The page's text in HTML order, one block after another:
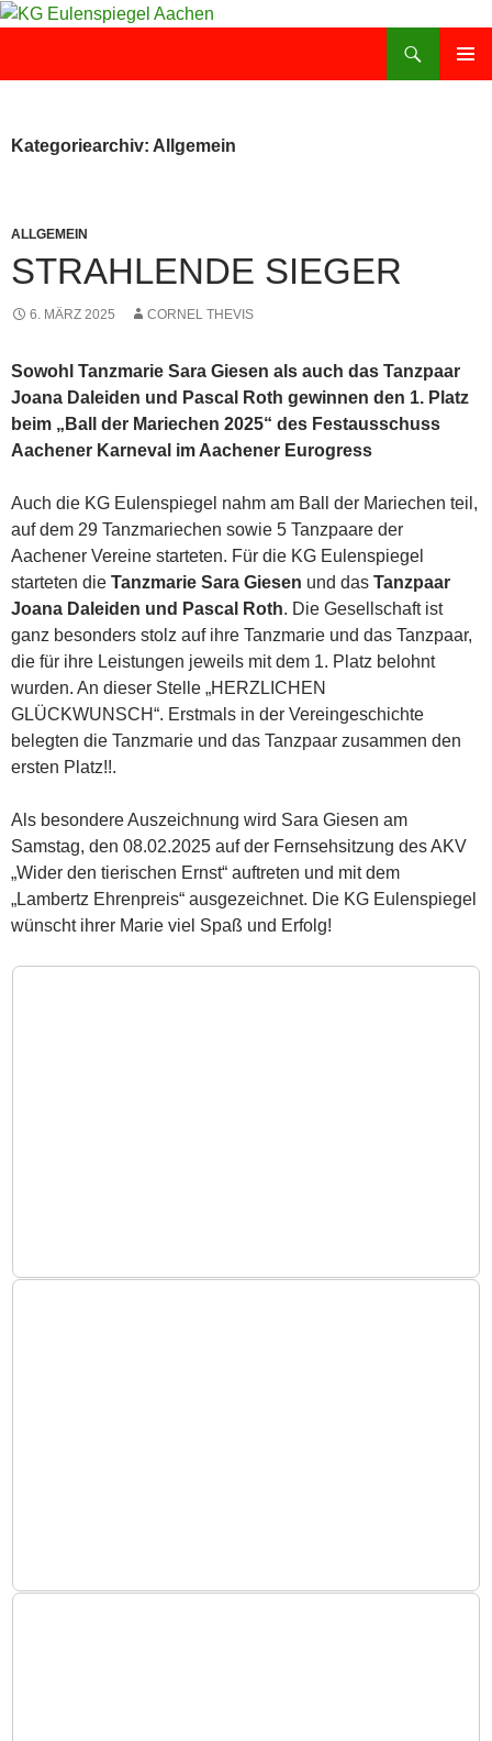
Zum
Kategoriearchiv: Allgemein
ALLGEMEIN
STRAHLENDE SIEGER
6. MÄRZ 2025 CORNEL THEVIS
Sowohl Tanzmarie Sara Giesen als auch das Tanzpaar
Joana Daleiden und Pascal Roth gewinnen den 1. Platz
beim „Ball der Mariechen 2025“ des Festausschuss
Aachener Karneval im Aachener Eurogress
Auch die KG Eulenspiegel nahm am Ball der Mariechen teil,
auf dem 29 Tanzmariechen sowie 5 Tanzpaare der
Aachener Vereine starteten. Für die KG Eulenspiegel
starteten die Tanzmarie Sara Giesen und das Tanzpaar
Joana Daleiden und Pascal Roth. Die Gesellschaft ist
ganz besonders stolz auf ihre Tanzmarie und das Tanzpaar,
die für ihre Leistungen jeweils mit dem 1. Platz belohnt
wurden. An dieser Stelle „HERZLICHEN
GLÜCKWUNSCH“. Erstmals in der Vereingeschichte
belegten die Tanzmarie und das Tanzpaar zusammen den
ersten Platz!!.
Als besondere Auszeichnung wird Sara Giesen am
Samstag, den 08.02.2025 auf der Fernsehsitzung des AKV
„Wider den tierischen Ernst“ auftreten und mit dem
„Lambertz Ehrenpreis“ ausgezeichnet. Die KG Eulenspiegel
wünscht ihrer Marie viel Spaß und Erfolg!